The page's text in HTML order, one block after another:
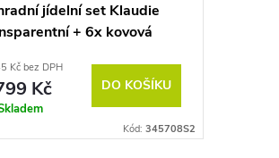
jídelní set Klaudie
+ 6x kovová
Kč bez DPH
Kč DO KOŠÍKU
Kód: 345708S2